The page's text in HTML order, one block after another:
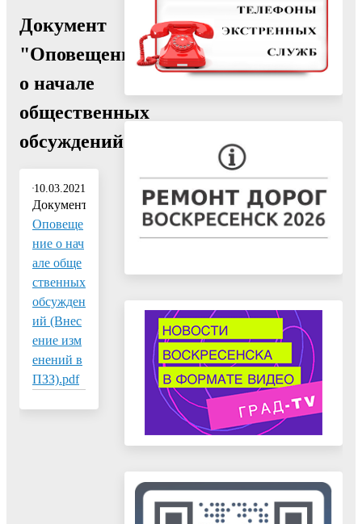
Документ
"Оповещение
о начале
общественных
обсуждений"
10.03.2021
Документ:
Оповеще
ние о нач
але обще
ственных
обсужден
ий (Внес
ение изм
енений в
ПЗЗ).pdf